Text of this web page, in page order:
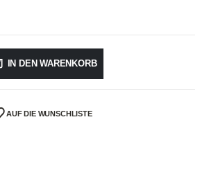
IN DEN WARENKORB
AUF DIE WUNSCHLISTE